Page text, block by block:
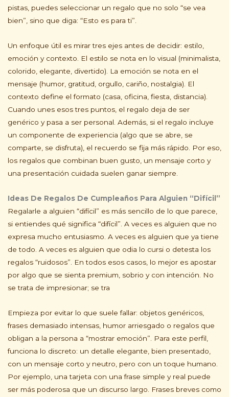
pistas, puedes seleccionar un regalo que no solo “se vea
bien”, sino que diga: “Esto es para ti”.
Un enfoque útil es mirar tres ejes antes de decidir: estilo,
emoción y contexto. El estilo se nota en lo visual (minimalista,
colorido, elegante, divertido). La emoción se nota en el
mensaje (humor, gratitud, orgullo, cariño, nostalgia). El
contexto define el formato (casa, oficina, fiesta, distancia).
Cuando unes esos tres puntos, el regalo deja de ser
genérico y pasa a ser personal. Además, si el regalo incluye
un componente de experiencia (algo que se abre, se
comparte, se disfruta), el recuerdo se fija más rápido. Por eso,
los regalos que combinan buen gusto, un mensaje corto y
una presentación cuidada suelen ganar siempre.
Ideas De Regalos De Cumpleaños Para Alguien “Difícil”
Regalarle a alguien “difícil” es más sencillo de lo que parece,
si entiendes qué significa “difícil”. A veces es alguien que no
expresa mucho entusiasmo. A veces es alguien que ya tiene
de todo. A veces es alguien que odia lo cursi o detesta los
regalos “ruidosos”. En todos esos casos, lo mejor es apostar
por algo que se sienta premium, sobrio y con intención. No
se trata de impresionar; se tra
Empieza por evitar lo que suele fallar: objetos genéricos,
frases demasiado intensas, humor arriesgado o regalos que
obligan a la persona a “mostrar emoción”. Para este perfil,
funciona lo discreto: un detalle elegante, bien presentado,
con un mensaje corto y neutro, pero con un toque humano.
Por ejemplo, una tarjeta con una frase simple y real puede
ser más poderosa que un discurso largo. Frases breves como